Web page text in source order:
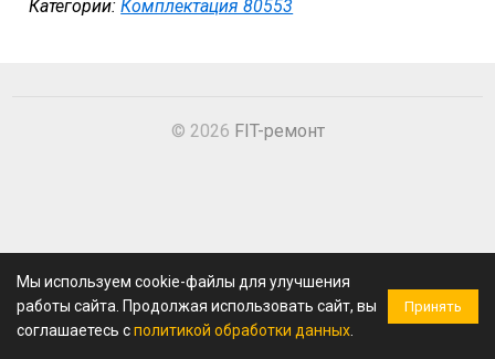
Категории:Комплектация 80553
© 2026 FIT-ремонт
Мы используем cookie-файлы для улучшения
работы сайта. Продолжая использовать сайт, вы
соглашаетесь сполитикой обработки данных
Принять